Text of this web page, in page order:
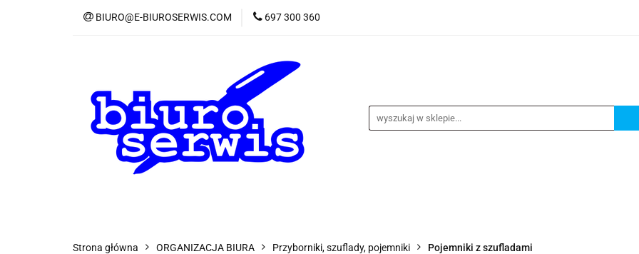
BIURO@E-BIUROSERWIS.COM 697 300 360
Strona główna ORGANIZACJA BIURA Przyborniki, szuflady, pojemniki Pojemniki z szufladami